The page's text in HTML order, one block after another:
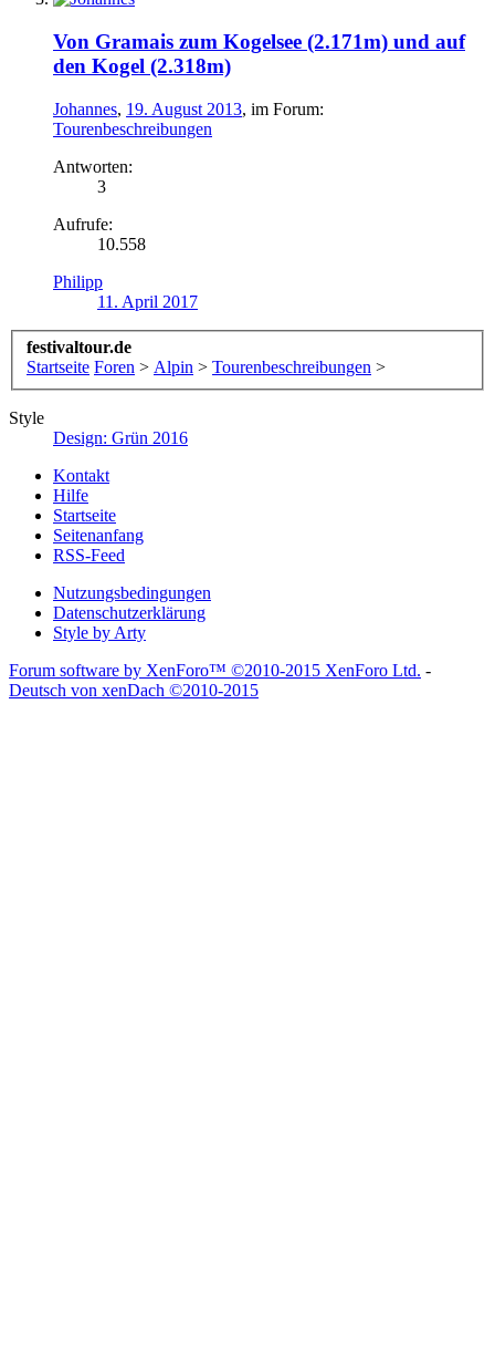
Von Gramais zum Kogelsee (2.171m) und auf
den Kogel (2.318m)
Johannes, 19. August 2013, im Forum:
Tourenbeschreibungen
Antworten:
3
Aufrufe:
10.558
Philipp
11. April 2017
festivaltour.de
Startseite Foren > Alpin > Tourenbeschreibungen >
Style
Design: Grün 2016
Kontakt
Hilfe
Startseite
Seitenanfang
RSS-Feed
Nutzungsbedingungen
Datenschutzerklärung
Style by Arty
Forum software by XenForo™ ©2010-2015 XenForo Ltd. -
Deutsch von xenDach ©2010-2015